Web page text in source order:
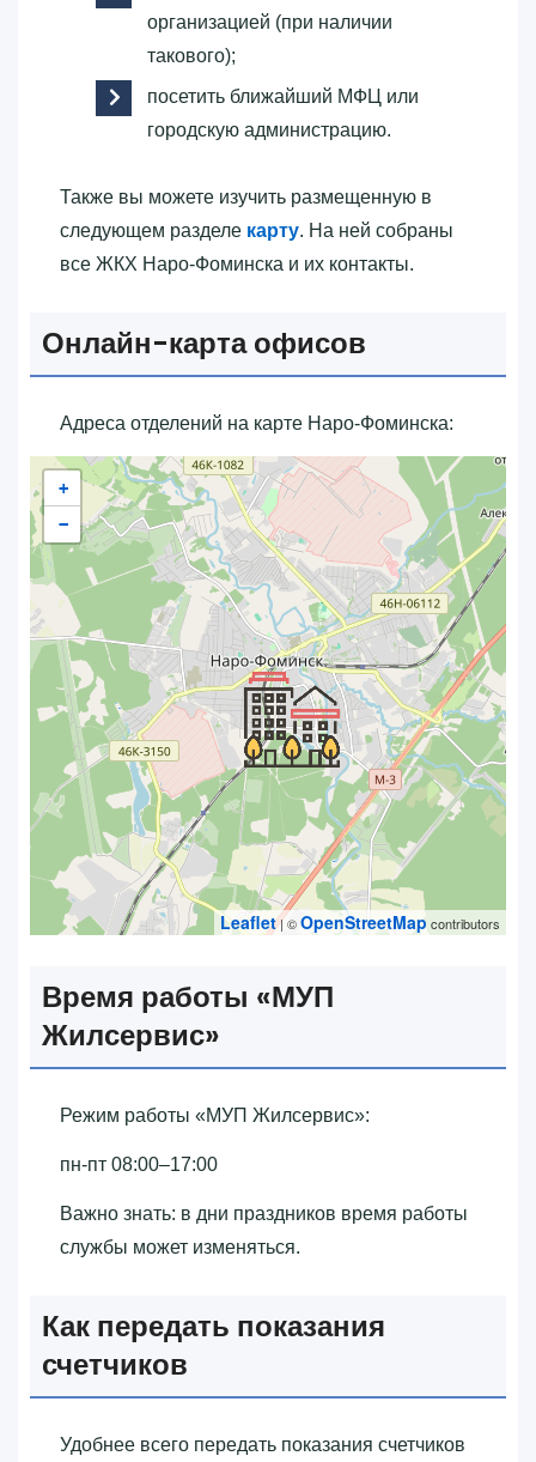
организацией (при наличии
такового);
посетить ближайший МФЦ или
городскую администрацию.
Также вы можете изучить размещенную в
следующем разделе карту. На ней собраны
все ЖКХ Наро-Фоминска и их контакты.
Онлайн-карта офисов
Адреса отделений на карте Наро-Фоминска:
+
−
Leaflet| ©OpenStreetMap contributors
Время работы «‎МУП
Жилсервис»‎
Режим работы «‎МУП Жилсервис»‎:
пн-пт 08:00–17:00
Важно знать: в дни праздников время работы
службы может изменяться.
Как передать показания
счетчиков
Удобнее всего передать показания счетчиков